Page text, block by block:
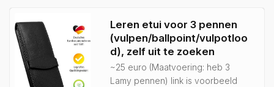
Leren etui voor 3 pennen
(vulpen/ballpoint/vulpotloo
d), zelf uit te zoeken
~25 euro (Maatvoering: heb 3
Lamy pennen) link is voorbeeld